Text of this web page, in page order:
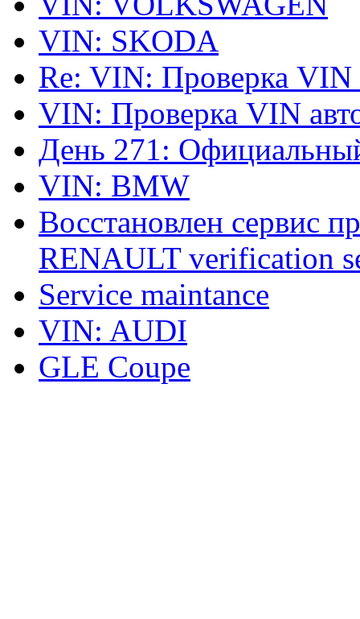
VIN: SKODA
Re: VIN: Проверка VIN
VIN: Проверка VIN
День 271:
VIN: BMW
Восстановлен сервис
RENAULT verification
Service maintance
VIN: AUDI
GLE Coupe